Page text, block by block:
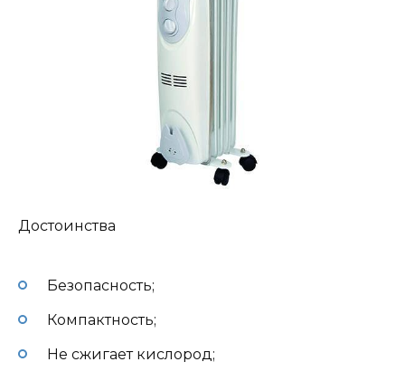
Достоинства
Безопасность;
Компактность;
Не сжигает кислород;